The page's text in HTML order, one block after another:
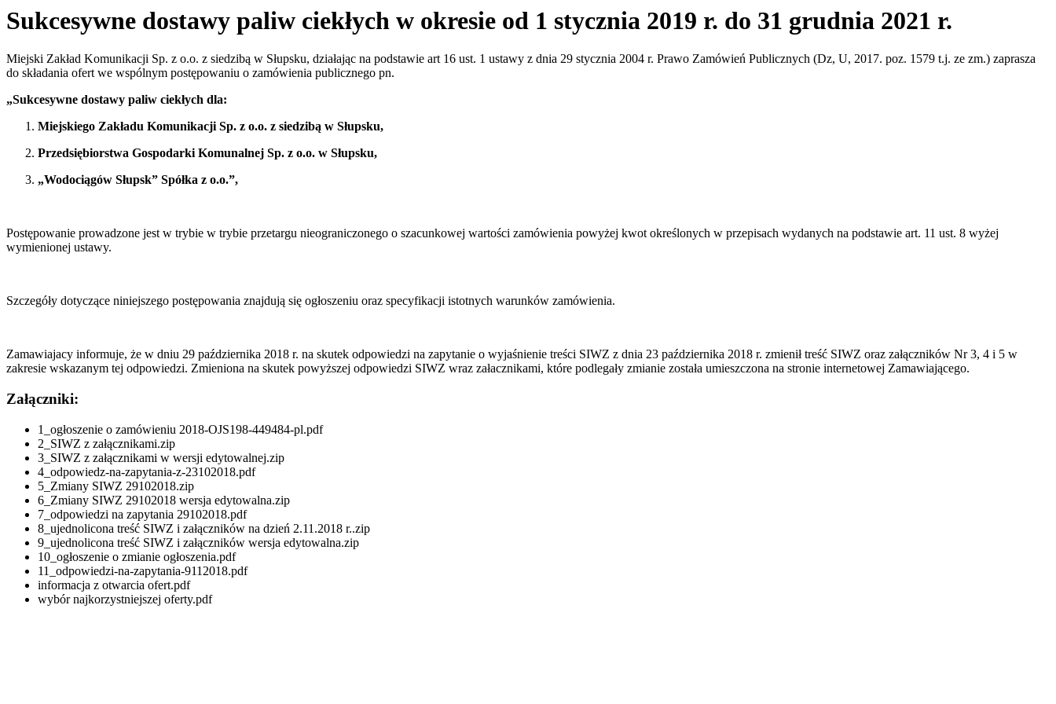
Sukcesywne dostawy paliw ciekłych w okresie od 1 stycznia 2019 r. do 31 grudnia 2021 r.
Miejski Zakład Komunikacji Sp. z o.o. z siedzibą w Słupsku, działając na podstawie art 16 ust. 1 ustawy z dnia 29 stycznia 2004 r. Prawo Zamówień Publicznych (Dz, U, 2017. poz. 1579 t.j. ze zm.) zaprasza
do składania ofert we wspólnym postępowaniu o zamówienia publicznego pn.
„Sukcesywne dostawy paliw ciekłych dla:
Miejskiego Zakładu Komunikacji Sp. z o.o. z siedzibą w Słupsku,
Przedsiębiorstwa Gospodarki Komunalnej Sp. z o.o. w Słupsku,
„Wodociągów Słupsk” Spółka z o.o.”,
Postępowanie prowadzone jest w trybie w trybie przetargu nieograniczonego o szacunkowej wartości zamówienia powyżej kwot określonych w przepisach wydanych na podstawie art. 11 ust. 8 wyżej
wymienionej ustawy.
Szczegóły dotyczące niniejszego postępowania znajdują się ogłoszeniu oraz specyfikacji istotnych warunków zamówienia.
Zamawiajacy informuje, że w dniu 29 października 2018 r. na skutek odpowiedzi na zapytanie o wyjaśnienie treści SIWZ z dnia 23 października 2018 r. zmienił treść SIWZ oraz załączników Nr 3, 4 i 5 w
zakresie wskazanym tej odpowiedzi. Zmieniona na skutek powyższej odpowiedzi SIWZ wraz załacznikami, które podlegały zmianie została umieszczona na stronie internetowej Zamawiającego.
Załączniki:
1_ogłoszenie o zamówieniu 2018-OJS198-449484-pl.pdf
2_SIWZ z załącznikami.zip
3_SIWZ z załącznikami w wersji edytowalnej.zip
4_odpowiedz-na-zapytania-z-23102018.pdf
5_Zmiany SIWZ 29102018.zip
6_Zmiany SIWZ 29102018 wersja edytowalna.zip
7_odpowiedzi na zapytania 29102018.pdf
8_ujednolicona treść SIWZ i załączników na dzień 2.11.2018 r..zip
9_ujednolicona treść SIWZ i załączników wersja edytowalna.zip
10_ogłoszenie o zmianie ogłoszenia.pdf
11_odpowiedzi-na-zapytania-9112018.pdf
informacja z otwarcia ofert.pdf
wybór najkorzystniejszej oferty.pdf